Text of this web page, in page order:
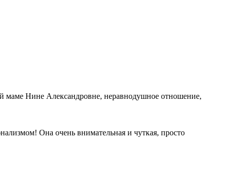
маме Нине Александровне, неравнодушное отношение,
Она очень внимательная и чуткая, просто